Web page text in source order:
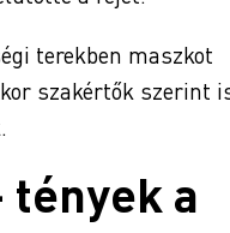
terekben maszkot
szakértők szerint
tények a